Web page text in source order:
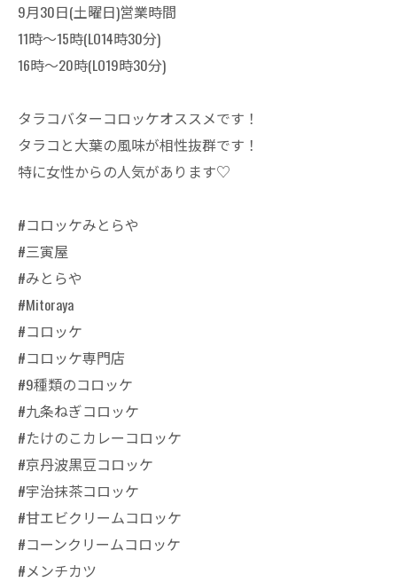
9月30日(土曜日)営業時間
11時～15時(LO14時30分)
16時～20時(LO19時30分)
タラコバターコロッケオススメです！
タラコと大葉の風味が相性抜群です！
特に女性からの人気があります♡
#コロッケみとらや
#三寅屋
#みとらや
#Mitoraya
#コロッケ
#コロッケ専門店
#9種類のコロッケ
#九条ねぎコロッケ
#たけのこカレーコロッケ
#京丹波黒豆コロッケ
#宇治抹茶コロッケ
#甘エビクリームコロッケ
#コーンクリームコロッケ
#メンチカツ